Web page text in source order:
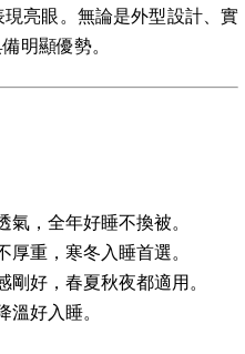
亮眼。無論是外型設計、實
明顯優勢。
氣，全年好睡不換被。
厚重，寒冬入睡首選。
剛好，春夏秋夜都適用。
溫好入睡。